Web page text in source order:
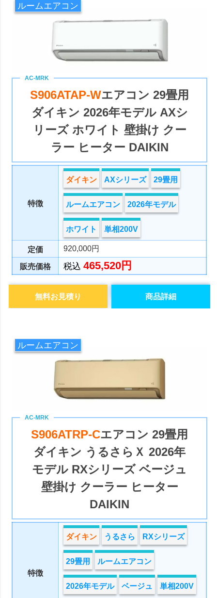
ルームエアコン
S906ATAP-Wエアコン 29畳用
ダイキン 2026年モデル AXシ
リーズ ホワイト 壁掛け クー
ラー ヒーター DAIKIN
特徴
ダイキン AXシリーズ 29畳用
ルームエアコン 2026年モデル
ホワイト 単相200V
定価 920,000円
販売価格 税込465,520円
商品詳細
無料お見積り
ルームエアコン
S906ATRP-Cエアコン 29畳用
ダイキン うるさらＸ 2026年
モデル RXシリーズ ベージュ
壁掛け クーラー ヒーター
DAIKIN
特徴
ダイキン うるさら RXシリーズ
29畳用 ルームエアコン
2026年モデル ベージュ 単相200V